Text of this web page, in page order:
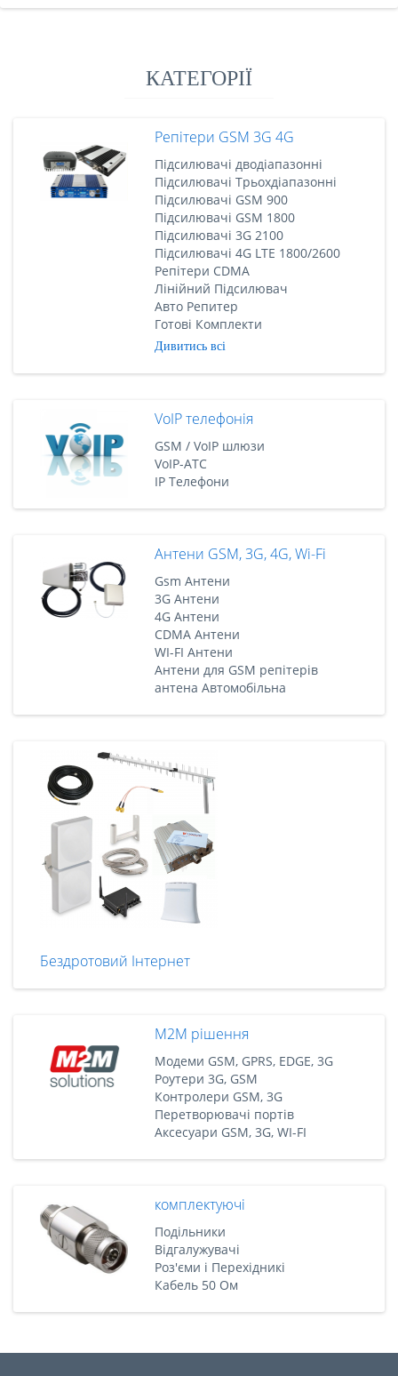
КАТЕГОРІЇ
Репітери GSM 3G 4G
Підсилювачі дводіапазонні
Підсилювачі Трьохдіапазонні
Підсилювачі GSM 900
Підсилювачі GSM 1800
Підсилювачі 3G 2100
Підсилювачі 4G LTE 1800/2600
Репітери CDMA
Лінійний Підсилювач
Авто Репитер
Готові Комплекти
Дивитись всі
VoIP телефонія
GSM / VoIP шлюзи
VoIP-АТС
IP Телефони
Антени GSM, 3G, 4G, Wi-Fi
Gsm Антени
3G Антени
4G Антени
CDMA Антени
WI-FI Антени
Антени для GSM репітерів
антена Автомобільна
Бездротовий Інтернет
M2M рішення
Модеми GSM, GPRS, EDGE, 3G
Роутери 3G, GSM
Контролери GSM, 3G
Перетворювачі портів
Аксесуари GSM, 3G, WI-FI
комплектуючі
Подільники
Відгалужувачі
Роз'єми і Перехідникі
Кабель 50 Ом